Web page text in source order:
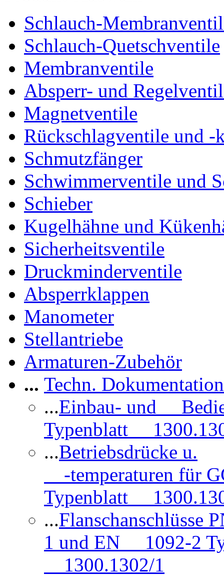
Schlauch-
Schlauch-Quetschventile
Membranventile
Absperr- und
Magnetventile
Rückschlagventile und -
Schmutzfänger
Schwimmerventile und
Schieber
Kugelhähne und
Sicherheitsventile
Druckminderventile
Absperrklappen
Manometer
Stellantriebe
Armaturen-Zubehör
... Techn.
...Einbau- und
Typenblatt
...Betriebsdrücke u.
-temperaturen für
Typenblatt
...
1 und EN 1092-2
1300.1302/1